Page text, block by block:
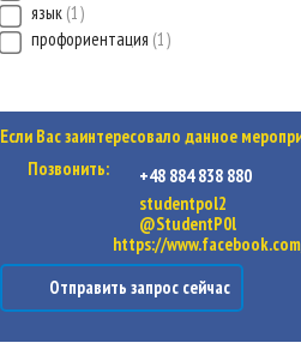
язык 1
профориентация 1
Если Вас заинтересовало данное
Позвонить:
+48 884 838 880
studentpol2
@StudentP0l
https://
Отправить запрос сейчас